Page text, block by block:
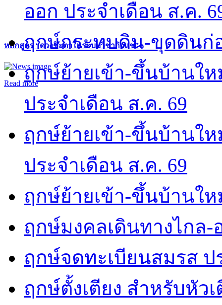
หลักสูตร “ดวงชะตาในระบบวิชากิวแช”
Read more
ออก ประจำเดือน ส.ค.
ฤกษ์กระทบดิน-ขุดดินก่
ฤกษ์ย้ายเข้า-ขึ้นบ้านใ
ประจำเดือน ส.ค. 69
ฤกษ์ย้ายเข้า-ขึ้นบ้านใ
ประจำเดือน ส.ค. 69
ฤกษ์ย้ายเข้า-ขึ้นบ้านให
ฤกษ์มงคลเดินทางไกล-
ฤกษ์จดทะเบียนสมรส ป
ฤกษ์ตั้งเตียง สำหรับหัว